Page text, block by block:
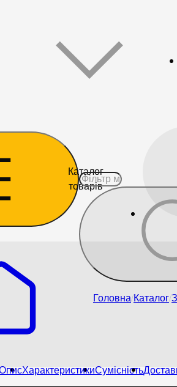
Каталог
товарів
Головна Каталог
ХарактеристикиСумісність